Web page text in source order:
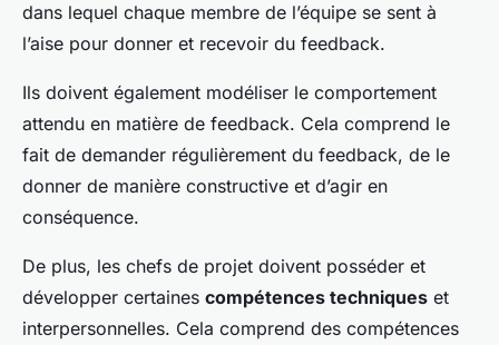
dans lequel chaque membre de l’équipe se sent à
l’aise pour donner et recevoir du feedback.
Ils doivent également modéliser le comportement
attendu en matière de feedback. Cela comprend le
fait de demander régulièrement du feedback, de le
donner de manière constructive et d’agir en
conséquence.
De plus, les chefs de projet doivent posséder et
développer certaines compétences techniques et
interpersonnelles. Cela comprend des compétences